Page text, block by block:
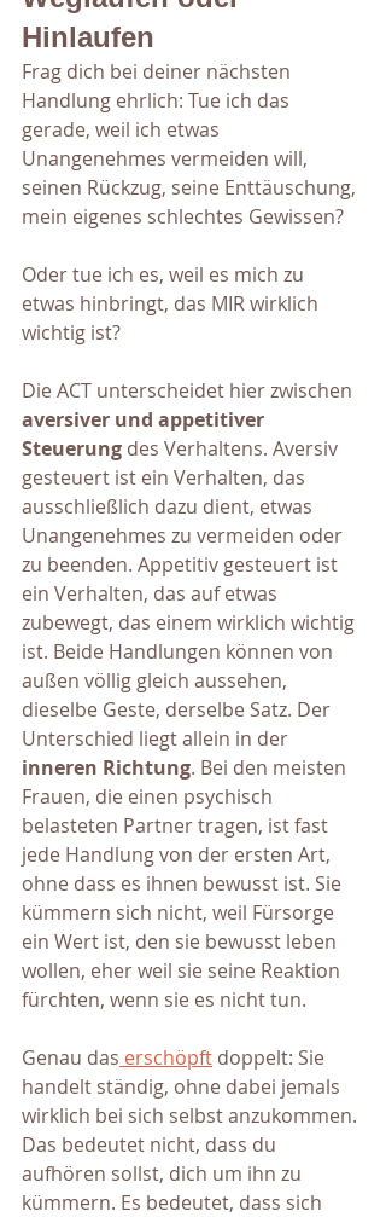
Hinlaufen
Frag dich bei deiner nächsten
Handlung ehrlich: Tue ich das
gerade, weil ich etwas
Unangenehmes vermeiden will,
seinen Rückzug, seine Enttäuschung,
mein eigenes schlechtes Gewissen?
Oder tue ich es, weil es mich zu
etwas hinbringt, das MIR wirklich
wichtig ist?
Die ACT unterscheidet hier zwischen
aversiver und appetitiver
Steuerung des Verhaltens. Aversiv
gesteuert ist ein Verhalten, das
ausschließlich dazu dient, etwas
Unangenehmes zu vermeiden oder
zu beenden. Appetitiv gesteuert ist
ein Verhalten, das auf etwas
zubewegt, das einem wirklich wichtig
ist. Beide Handlungen können von
außen völlig gleich aussehen,
dieselbe Geste, derselbe Satz. Der
Unterschied liegt allein in der
inneren Richtung. Bei den meisten
Frauen, die einen psychisch
belasteten Partner tragen, ist fast
jede Handlung von der ersten Art,
ohne dass es ihnen bewusst ist. Sie
kümmern sich nicht, weil Fürsorge
ein Wert ist, den sie bewusst leben
wollen, eher weil sie seine Reaktion
fürchten, wenn sie es nicht tun.
Genau das erschöpft doppelt: Sie
handelt ständig, ohne dabei jemals
wirklich bei sich selbst anzukommen.
Das bedeutet nicht, dass du
aufhören sollst, dich um ihn zu
kümmern. Es bedeutet, dass sich